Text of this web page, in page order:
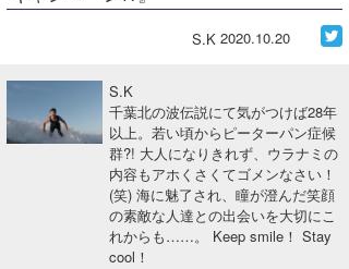
波情報･概況
WAVE HUNTER波予想ツール
サーフィンエリアガイド
S.K 2020.10.20
S.K
千葉北の波伝説にて気がつけば28年
以上。若い頃からピーターパン症候
群?! 大人になりきれず、ウラナミの
内容もアホくさくてゴメンなさい！
(笑) 海に魅了され、瞳が澄んだ笑顔
の素敵な人達との出会いを大切にこ
れからも……。 Keep smile！ Stay
cool！
アート＆エンタメ
ショップ情報